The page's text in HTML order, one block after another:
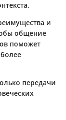
и
общение
поможет
передачи